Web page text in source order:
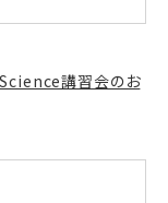
講習会のお